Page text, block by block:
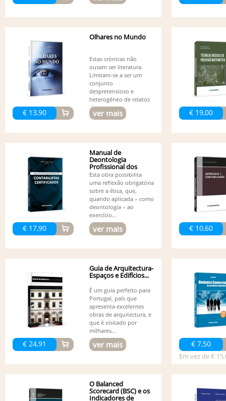
€ 13,90
Olhares no Mundo
Estas crónicas não
ousam ser literatura.
Limitam-se a ser um
conjunto
despretensioso e
heterogéneo de relatos
de...
ver mais € 19,00
€ 17,90
Manual de
Deontologia
Profissional dos
Contabilistas...
Esta obra possibilita
uma reflexão obrigatória
sobre a ética, que,
quando aplicada – como
deontologia – ao
exercício...
ver mais € 10,60
€ 24,91
Guia de Arquitectura-
Espaços e Edifícios...
É um guia perfeito para
Portugal, país que
apresenta excelentes
obras de arquitectura, e
que é visitado por
milhares...
ver mais € 7,50
Em vez de €
O Balanced
Scorecard (BSC) e os
Indicadores de